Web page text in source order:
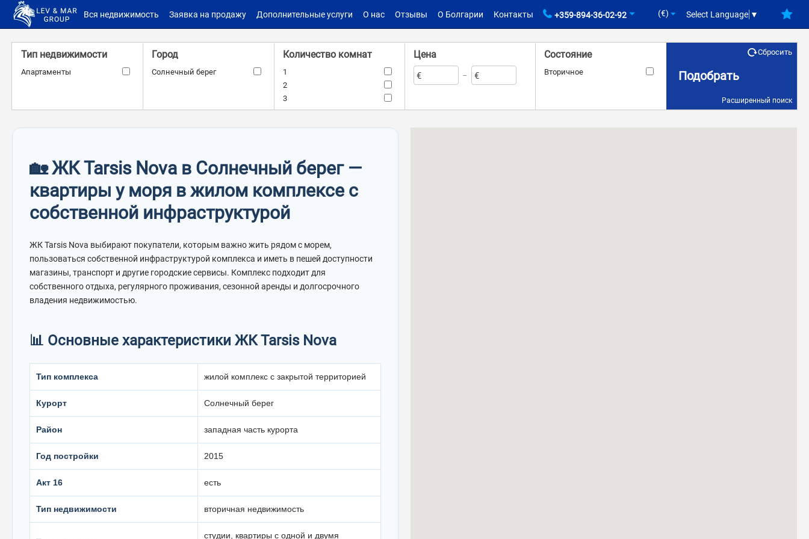
Вся недвижимость Заявка на продажу Дополнительные услуги О нас Отзывы О Болгарии Контакты +359-894-36-02-92 (€) Select Language ▼
Тип недвижимости
Апартаменты
Город
Солнечный берег
Количество комнат
1
2
3
Цена
€ – €
Состояние
Вторичное
ID объекта Количество санузлов
–
Количество террас
Подобрать
Сбросить
Расширенный поиск
🏡 ЖК Tarsis Nova в Солнечный берег —
квартиры у моря в жилом комплексе с
собственной инфраструктурой
ЖК Tarsis Nova выбирают покупатели, которым важно жить рядом с морем,
пользоваться собственной инфраструктурой комплекса и иметь в пешей доступности
магазины, транспорт и другие городские сервисы. Комплекс подходит для
собственного отдыха, регулярного проживания, сезонной аренды и долгосрочного
владения недвижимостью.
📊 Основные характеристики ЖК Tarsis Nova
Тип комплекса жилой комплекс с закрытой территорией
Курорт Солнечный берег
Район западная часть курорта
Год постройки 2015
Акт 16 есть
Тип недвижимости вторичная недвижимость
студии, квартиры с одной и двумя